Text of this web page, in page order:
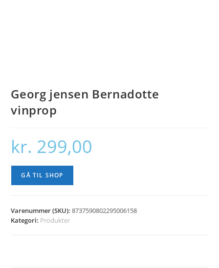
Georg jensen Bernadotte
vinprop
kr. 299,00
GÅ TIL SHOP
Varenummer (SKU):8737590802295006158
Kategori: Produkter